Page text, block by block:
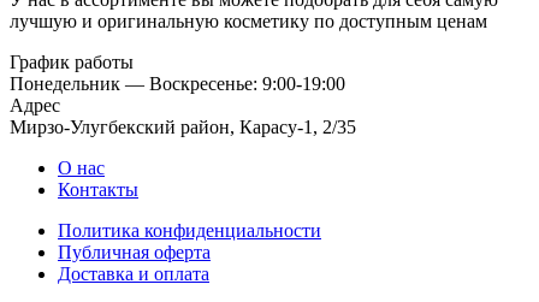
лучшую и оригинальную косметику по доступным ценам
График работы
Понедельник — Воскресенье: 9:00-19:00
Адрес
Мирзо-Улугбекский район, Карасу-1, 2/35
О нас
Контакты
Политика конфиденциальности
Публичная оферта
Доставка и оплата